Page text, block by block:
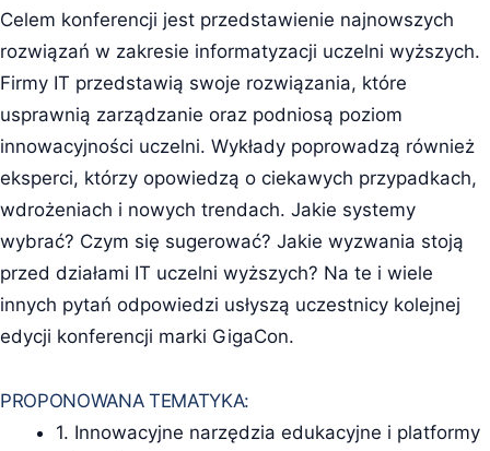
Celem konferencji jest przedstawienie najnowszych
rozwiązań w zakresie informatyzacji uczelni wyższych.
Firmy IT przedstawią swoje rozwiązania, które
usprawnią zarządzanie oraz podniosą poziom
innowacyjności uczelni. Wykłady poprowadzą również
eksperci, którzy opowiedzą o ciekawych przypadkach,
wdrożeniach i nowych trendach. Jakie systemy
wybrać? Czym się sugerować? Jakie wyzwania stoją
przed działami IT uczelni wyższych? Na te i wiele
innych pytań odpowiedzi usłyszą uczestnicy kolejnej
edycji konferencji marki GigaCon.
PROPONOWANA TEMATYKA:
1. Innowacyjne narzędzia edukacyjne i platformy